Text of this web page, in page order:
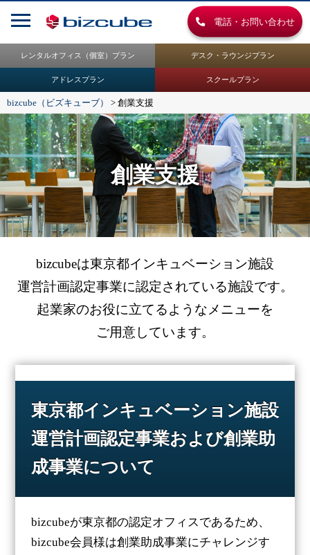
電話・お問い合わせ
レンタルオフィス（個室）プラン デスク・ラウンジプラン
アドレスプラン スクールプラン
bizcube（ビズキューブ） > 創業支援
創業支援
bizcubeは東京都インキュベーション施設
運営計画認定事業に認定されている施設です。
起業家のお役に立てるようなメニューを
ご用意しています。
東京都インキュベーション施設
運営計画認定事業および創業助
成事業について
bizcubeが東京都の認定オフィスであるため、
bizcube会員様は創業助成事業にチャレンジす